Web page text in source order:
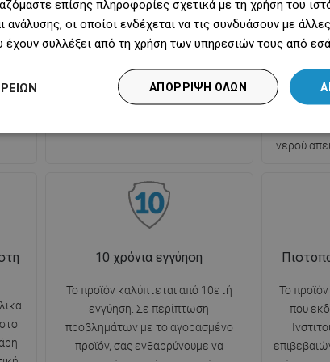
γρήγορο. Αρκεί να αφαιρέσετε το
επάνω, κινητό στοιχείο, να
αφαιρέσετε τους ρύπους και να το
ξεπλύνετε με νερό. Ιδανική
υποστήριξη για τη φροντίδα της
υγιεινής και της καθαριότητας στο
νερού
10 χρόνια εγγύηση
Το προϊόν καλύπτεται από 10ετή
εγγύηση. Σε περίπτωση
προβλημάτων με το αγορασμένο
προϊόν, σας ενθαρρύνουμε να
Το προϊόν
που
επίσης πληροφορίες σχετικά με τη χρήση του
ανάλυσης, οι οποίοι ενδέχεται να τις συνδυάσουν με
έχουν συλλέξει από τη χρήση των υπηρεσιών τους από
ΑΠΌΡΡΙΨΗ ΌΛΩΝ